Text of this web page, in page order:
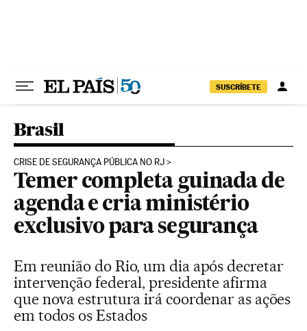
SUSCRÍBETE
Brasil
CRISE DE SEGURANÇA PÚBLICA NO RJ
Temer completa guinada de
agenda e cria ministério
exclusivo para segurança
Em reunião do Rio, um dia após decretar
intervenção federal, presidente afirma
que nova estrutura irá coordenar as ações
em todos os Estados